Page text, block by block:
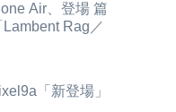
Air、登場 篇
Rag／
「新登場」